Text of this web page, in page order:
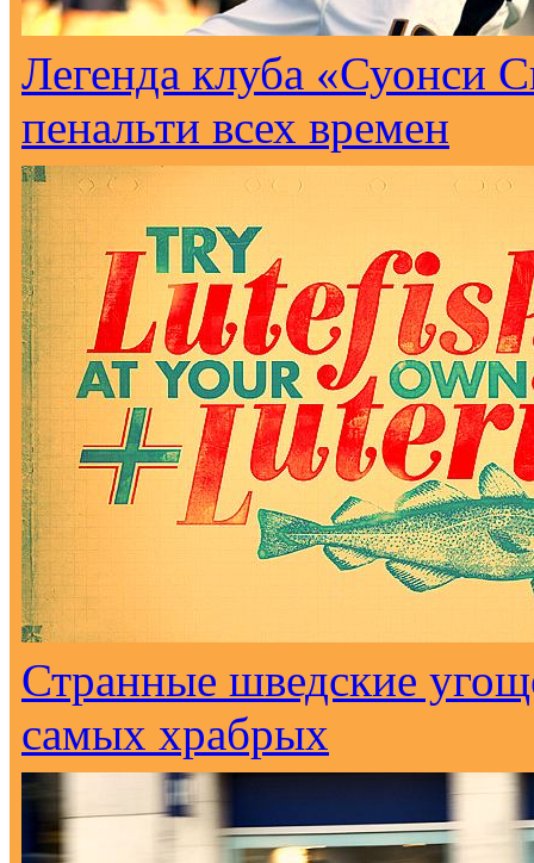
Легенда клуба «Суонси
пенальти всех времен
Странные шведские
самых храбрых